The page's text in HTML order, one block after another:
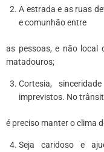
A estrada e as ruas
e comunhão entre
as pessoas, e não local
matadouros;
Cortesia,
imprevistos. No
é preciso manter o clima
Seja caridoso e